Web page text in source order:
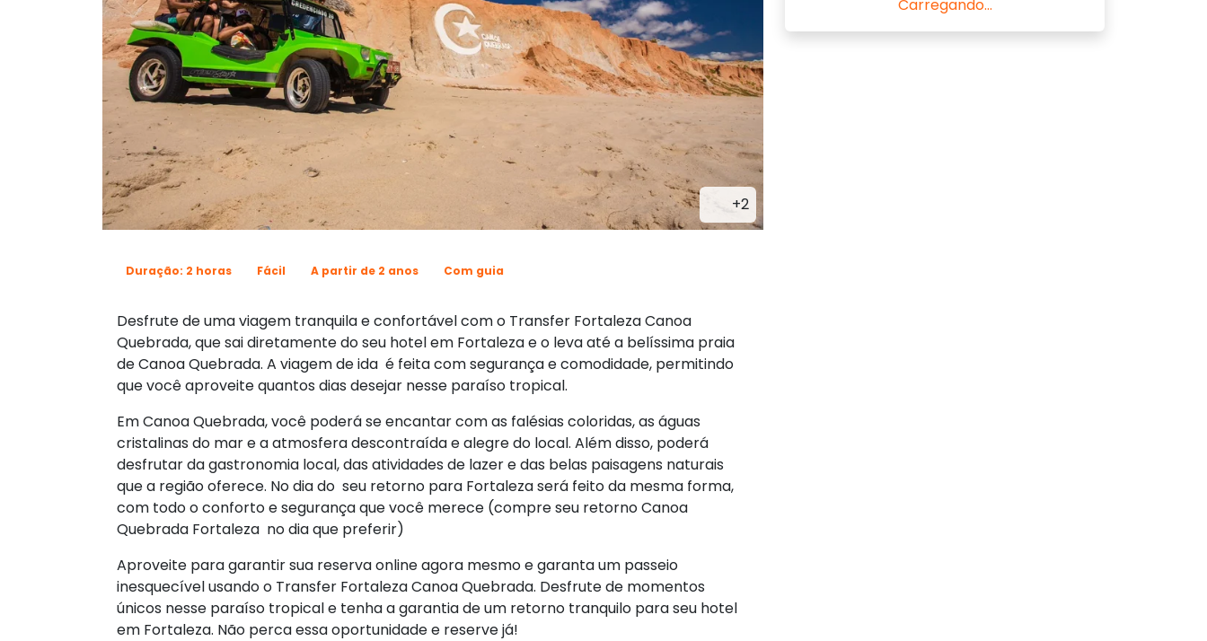
+2
Duração: 2 horas Fácil A partir de 2 anos Com guia
Desfrute de uma viagem tranquila e confortável com o Transfer Fortaleza Canoa
Quebrada, que sai diretamente do seu hotel em Fortaleza e o leva até a belíssima praia
de Canoa Quebrada. A viagem de ida é feita com segurança e comodidade, permitindo
que você aproveite quantos dias desejar nesse paraíso tropical.
Em Canoa Quebrada, você poderá se encantar com as falésias coloridas, as águas
cristalinas do mar e a atmosfera descontraída e alegre do local. Além disso, poderá
desfrutar da gastronomia local, das atividades de lazer e das belas paisagens naturais
que a região oferece. No dia do seu retorno para Fortaleza será feito da mesma forma,
com todo o conforto e segurança que você merece (compre seu retorno Canoa
Quebrada Fortaleza no dia que preferir)
Aproveite para garantir sua reserva online agora mesmo e garanta um passeio
inesquecível usando o Transfer Fortaleza Canoa Quebrada. Desfrute de momentos
únicos nesse paraíso tropical e tenha a garantia de um retorno tranquilo para seu hotel
em Fortaleza. Não perca essa oportunidade e reserve já!